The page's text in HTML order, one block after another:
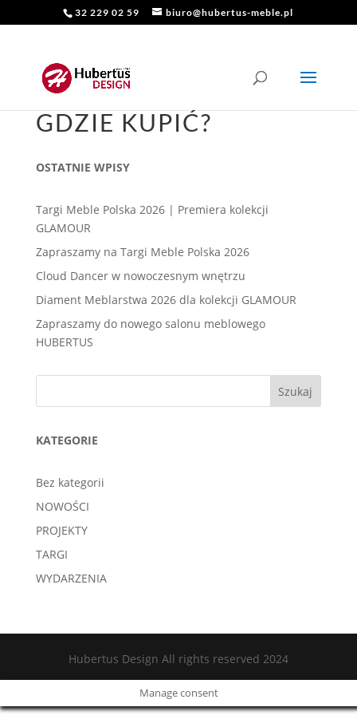
32 229 02 59 biuro@hubertus-meble.pl
GDZIE KUPIĆ?
OSTATNIE WPISY
Targi Meble Polska 2026 | Premiera kolekcji
GLAMOUR
Zapraszamy na Targi Meble Polska 2026
Cloud Dancer w nowoczesnym wnętrzu
Diament Meblarstwa 2026 dla kolekcji GLAMOUR
Zapraszamy do nowego salonu meblowego
HUBERTUS
Szukaj
KATEGORIE
Bez kategorii
NOWOŚCI
PROJEKTY
TARGI
WYDARZENIA
Hubertus Design All rights reserved 2024
Manage consent